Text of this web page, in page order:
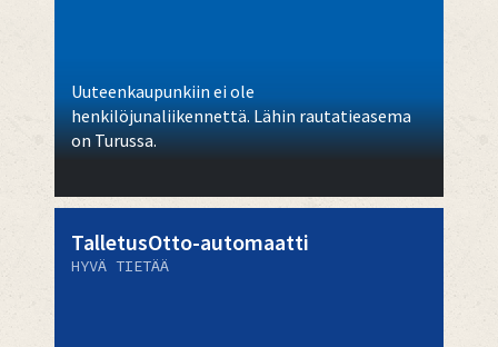
Uuteenkaupunkiin ei ole
henkilöjunaliikennettä. Lähin rautatieasema
on Turussa.
TalletusOtto-automaatti
HYVÄ TIETÄÄ